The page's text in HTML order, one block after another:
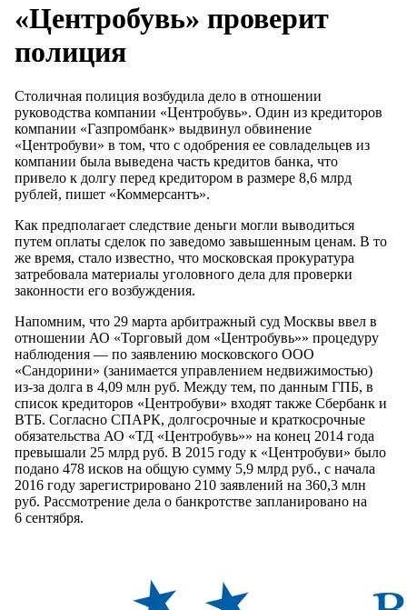
«Центробувь» проверит
полиция
Столичная полиция возбудила дело в отношении
руководства компании «Центробувь». Один из кредиторов
компании «Газпромбанк» выдвинул обвинение
«Центробуви» в том, что с одобрения ее совладельцев из
компании была выведена часть кредитов банка, что
привело к долгу перед кредитором в размере 8,6 млрд
рублей, пишет «Коммерсантъ».
Как предполагает следствие деньги могли выводиться
путем оплаты сделок по заведомо завышенным ценам. В то
же время, стало известно, что московская прокуратура
затребовала материалы уголовного дела для проверки
законности его возбуждения.
Напомним, что 29 марта арбитражный суд Москвы ввел в
отношении АО «Торговый дом «Центробувь»» процедуру
наблюдения — по заявлению московского ООО
«Сандорини» (занимается управлением недвижимостью)
из-за долга в 4,09 млн руб. Между тем, по данным ГПБ, в
список кредиторов «Центробуви» входят также Сбербанк и
ВТБ. Согласно СПАРК, долгосрочные и краткосрочные
обязательства АО «ТД «Центробувь»» на конец 2014 года
превышали 25 млрд руб. В 2015 году к «Центробуви» было
подано 478 исков на общую сумму 5,9 млрд руб., c начала
2016 году зарегистрировано 210 заявлений на 360,3 млн
руб. Рассмотрение дела о банкротстве запланировано на
6 сентября.